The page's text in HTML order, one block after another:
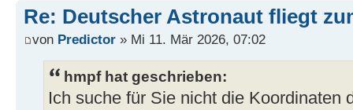
Re: Deutscher Astronaut fliegt
von Predictor » Mi 11. Mär 2026, 07:02
hmpf hat geschrieben:
Ich suche für Sie nicht die Koordinaten